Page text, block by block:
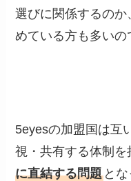
選びに関係するの
めている方も多いの
5eyesの加盟国は互
視・共有する体制
に直結する問題 とな